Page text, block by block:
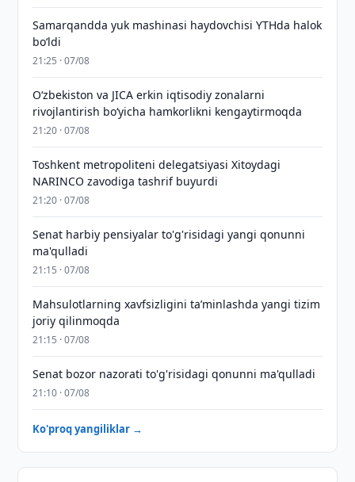
Samarqandda yuk mashinasi haydovchisi YTHda halok
bo‘ldi
21:25 · 07/08
Oʻzbekiston va JICA erkin iqtisodiy zonalarni
rivojlantirish boʻyicha hamkorlikni kengaytirmoqda
21:20 · 07/08
Toshkent metropoliteni delegatsiyasi Xitoydagi
NARINCO zavodiga tashrif buyurdi
21:20 · 07/08
Senat harbiy pensiyalar to'g'risidagi yangi qonunni
ma'qulladi
21:15 · 07/08
Mahsulotlarning xavfsizligini taʼminlashda yangi tizim
joriy qilinmoqda
21:15 · 07/08
Senat bozor nazorati to'g'risidagi qonunni ma'qulladi
21:10 · 07/08
Ko'proq yangiliklar →